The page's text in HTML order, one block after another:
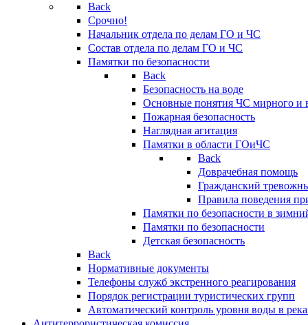
Back
Срочно!
Начальник отдела по делам ГО и ЧС
Состав отдела по делам ГО и ЧС
Памятки по безопасности
Back
Безопасность на воде
Основные понятия ЧС мирного и
Пожарная безопасность
Наглядная агитация
Памятки в области ГОиЧС
Back
Доврачебная помощь
Гражданский
Правила поведения
Памятки по безопасности в
Памятки по безопасности
Детская безопасность
Back
Нормативные документы
Телефоны служб экстренного реагирования
Порядок регистрации туристических групп
Автоматический контроль уровня воды в